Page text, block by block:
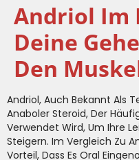
Andriol Im
Deine
Den
Andriol, Auch Bekannt Als
Anaboler Steroid, Der
Verwendet Wird, Um Ihre
Steigern. Im Vergleich Zu
Vorteil, Dass Es Oral